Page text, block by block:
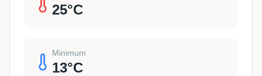
25°C
Minimum
13°C